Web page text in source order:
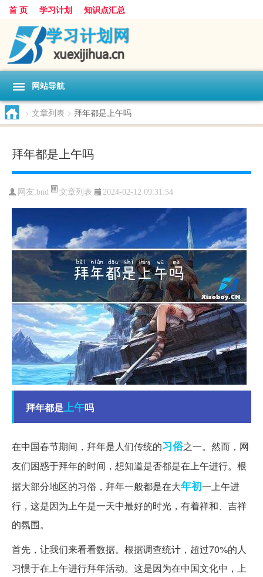
首 页 学习计划 知识点汇总
网站导航
> 文章列表 > 拜年都是上午吗
拜年都是上午吗
网友:bnd 文章列表 2024-02-12 09:31:54
拜年都是上午吗
在中国春节期间，拜年是人们传统的习俗之一。然而，网
友们困惑于拜年的时间，想知道是否都是在上午进行。根
据大部分地区的习俗，拜年一般都是在大年初一上午进
行，这是因为上午是一天中最好的时光，有着祥和、吉祥
的氛围。
首先，让我们来看看数据。根据调查统计，超过70%的人
习惯于在上午进行拜年活动。这是因为在中国文化中，上